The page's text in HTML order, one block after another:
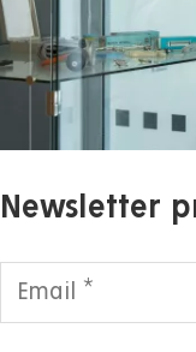
Newsletter